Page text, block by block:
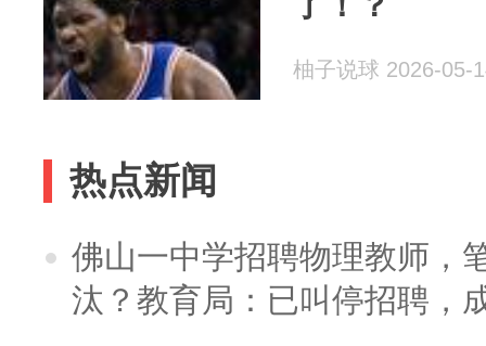
柚子说球 2026-05-
热点新闻
佛山一中学招聘物理教师，
汰？教育局：已叫停招聘，